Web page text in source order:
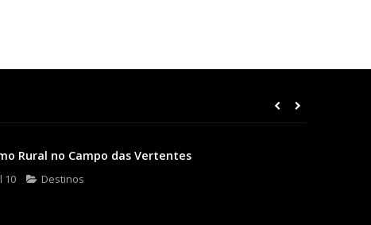
Rural no Campo das Vertentes
10 Destinos